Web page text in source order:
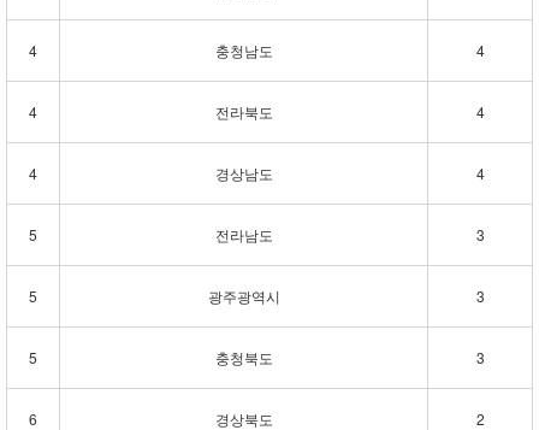
4 충청남도 4
4 전라북도 4
4 경상남도 4
5 전라남도 3
5 광주광역시 3
5 충청북도 3
6 경상북도 2